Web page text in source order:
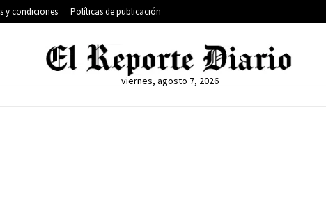
y condiciones Políticas de publicación
viernes, agosto 7, 2026